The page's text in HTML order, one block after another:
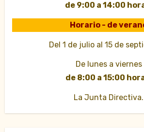
de 9:00 a 14:00
Horario - de
Del 1 de julio al 15 de
De lunes a viernes
de 8:00 a 15:00
La Junta Directiva.